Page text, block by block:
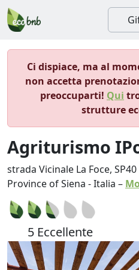
Ci dispiace, ma al
non accetta
preoccuparti! Qui
strutture
Agriturismo
strada Vicinale La Foce, SP40
Province of Siena -Italia –
5 Eccellente